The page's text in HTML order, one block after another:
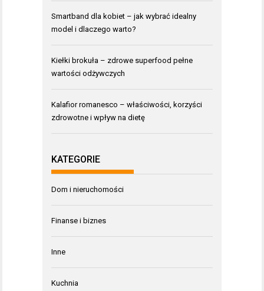
Smartband dla kobiet – jak wybrać idealny
model i dlaczego warto?
Kiełki brokuła – zdrowe superfood pełne
wartości odżywczych
Kalafior romanesco – właściwości, korzyści
zdrowotne i wpływ na dietę
KATEGORIE
Dom i nieruchomości
Finanse i biznes
Inne
Kuchnia